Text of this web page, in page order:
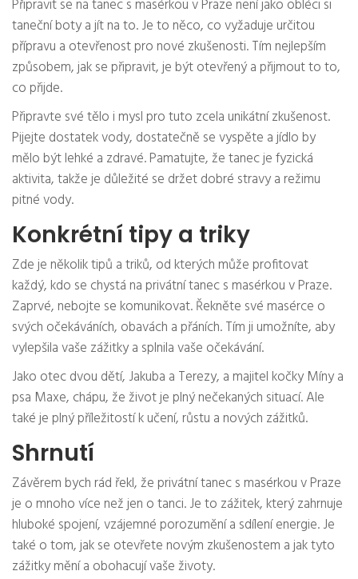
Připravit se na tanec s masérkou v Praze není jako obléci si
taneční boty a jít na to. Je to něco, co vyžaduje určitou
přípravu a otevřenost pro nové zkušenosti. Tím nejlepším
způsobem, jak se připravit, je být otevřený a přijmout to to,
co přijde.
Připravte své tělo i mysl pro tuto zcela unikátní zkušenost.
Pijejte dostatek vody, dostatečně se vyspěte a jídlo by
mělo být lehké a zdravé. Pamatujte, že tanec je fyzická
aktivita, takže je důležité se držet dobré stravy a režimu
pitné vody.
Konkrétní tipy a triky
Zde je několik tipů a triků, od kterých může profitovat
každý, kdo se chystá na privátní tanec s masérkou v Praze.
Zaprvé, nebojte se komunikovat. Řekněte své masérce o
svých očekáváních, obavách a přáních. Tím ji umožníte, aby
vylepšila vaše zážitky a splnila vaše očekávání.
Jako otec dvou dětí, Jakuba a Terezy, a majitel kočky Míny a
psa Maxe, chápu, že život je plný nečekaných situací. Ale
také je plný příležitostí k učení, růstu a nových zážitků.
Shrnutí
Závěrem bych rád řekl, že privátní tanec s masérkou v Praze
je o mnoho více než jen o tanci. Je to zážitek, který zahrnuje
hluboké spojení, vzájemné porozumění a sdílení energie. Je
také o tom, jak se otevřete novým zkušenostem a jak tyto
zážitky mění a obohacují vaše životy.